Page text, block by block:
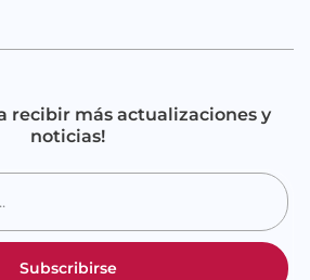
recibir más actualizaciones y
noticias!
Subscribirse